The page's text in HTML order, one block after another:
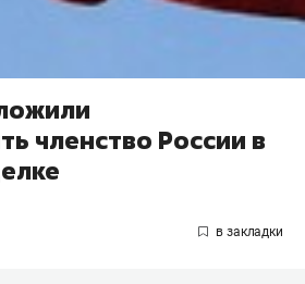
членство России в